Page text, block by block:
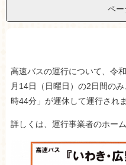
ペー
高速バスの運行について、令
月14日（日曜日）の2日間の
時44分」が運休して運行されま
詳しくは、運行事業者のホー